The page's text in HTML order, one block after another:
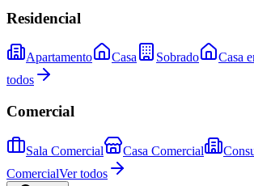
Residencial
Apartamento Casa Sobrado Casa
todos
Comercial
Sala Comercial Casa Comercial
ComercialVer todos